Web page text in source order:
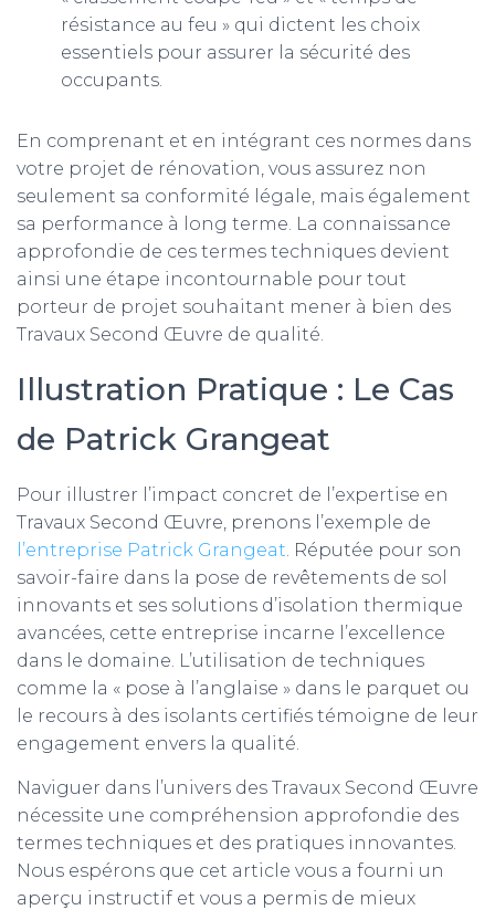
résistance au feu » qui dictent les choix
essentiels pour assurer la sécurité des
occupants.
En comprenant et en intégrant ces normes dans
votre projet de rénovation, vous assurez non
seulement sa conformité légale, mais également
sa performance à long terme. La connaissance
approfondie de ces termes techniques devient
ainsi une étape incontournable pour tout
porteur de projet souhaitant mener à bien des
Travaux Second Œuvre de qualité.
Illustration Pratique : Le Cas
de Patrick Grangeat
Pour illustrer l’impact concret de l’expertise en
Travaux Second Œuvre, prenons l’exemple de
l’entreprise Patrick Grangeat. Réputée pour son
savoir-faire dans la pose de revêtements de sol
innovants et ses solutions d’isolation thermique
avancées, cette entreprise incarne l’excellence
dans le domaine. L’utilisation de techniques
comme la « pose à l’anglaise » dans le parquet ou
le recours à des isolants certifiés témoigne de leur
engagement envers la qualité.
Naviguer dans l’univers des Travaux Second Œuvre
nécessite une compréhension approfondie des
termes techniques et des pratiques innovantes.
Nous espérons que cet article vous a fourni un
aperçu instructif et vous a permis de mieux